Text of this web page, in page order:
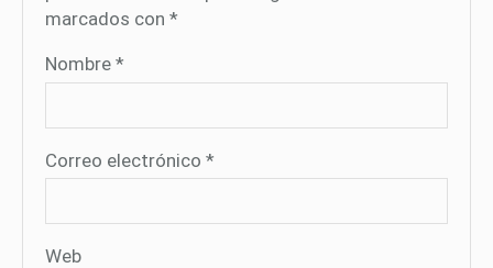
marcados con *
Nombre *
Correo electrónico *
Web